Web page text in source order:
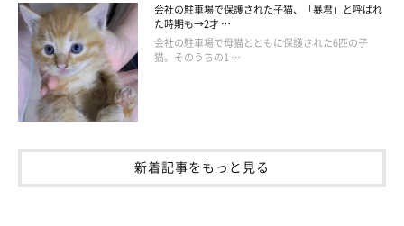
会社の駐車場で保護された子猫、「暴君」と呼ばれ
た時期も→2才 …
会社の駐車場で母猫とともに保護された6匹の子
猫。そのうちの1 …
新着記事をもっと見る